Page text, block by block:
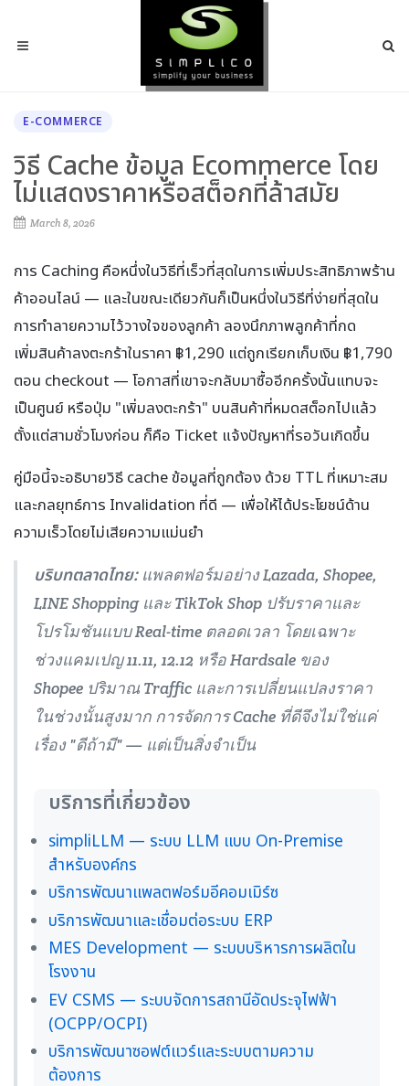
E-COMMERCE
วิธี Cache ข้อมูล Ecommerce โดย
ไม่แสดงราคาหรือสต็อกที่ล้าสมัย
March 8, 2026
การ Caching คือหนึ่งในวิธีที่เร็วที่สุดในการเพิ่มประสิทธิภาพร้าน
ค้าออนไลน์ — และในขณะเดียวกันก็เป็นหนึ่งในวิธีที่ง่ายที่สุดใน
การทำลายความไว้วางใจของลูกค้า ลองนึกภาพลูกค้าที่กด
เพิ่มสินค้าลงตะกร้าในราคา ฿1,290 แต่ถูกเรียกเก็บเงิน ฿1,790
ตอน checkout — โอกาสที่เขาจะกลับมาซื้ออีกครั้งนั้นแทบจะ
เป็นศูนย์ หรือปุ่ม "เพิ่มลงตะกร้า" บนสินค้าที่หมดสต็อกไปแล้ว
ตั้งแต่สามชั่วโมงก่อน ก็คือ Ticket แจ้งปัญหาที่รอวันเกิดขึ้น
คู่มือนี้จะอธิบายวิธี cache ข้อมูลที่ถูกต้อง ด้วย TTL ที่เหมาะสม
และกลยุทธ์การ Invalidation ที่ดี — เพื่อให้ได้ประโยชน์ด้าน
ความเร็วโดยไม่เสียความแม่นยำ
บริบทตลาดไทย:แพลตฟอร์มอย่าง Lazada, Shopee,
LINE Shopping และ TikTok Shop ปรับราคาและ
โปรโมชันแบบ Real-time ตลอดเวลา โดยเฉพาะ
ช่วงแคมเปญ 11.11, 12.12 หรือ Hardsale ของ
Shopee ปริมาณ Traffic และการเปลี่ยนแปลงราคา
ในช่วงนั้นสูงมาก การจัดการ Cache ที่ดีจึงไม่ใช่แค่
เรื่อง "ดีถ้ามี" — แต่เป็นสิ่งจำเป็น
บริการที่เกี่ยวข้อง
simpliLLM — ระบบ LLM แบบ On-Premise
สำหรับองค์กร
บริการพัฒนาแพลตฟอร์มอีคอมเมิร์ซ
บริการพัฒนาและเชื่อมต่อระบบ ERP
MES Development — ระบบบริหารการผลิตใน
โรงงาน
EV CSMS — ระบบจัดการสถานีอัดประจุไฟฟ้า
(OCPP/OCPI)
บริการพัฒนาซอฟต์แวร์และระบบตามความ
ต้องการ